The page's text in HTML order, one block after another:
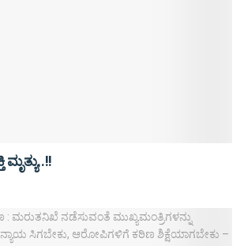
ಮೃತ್ಯು..!!